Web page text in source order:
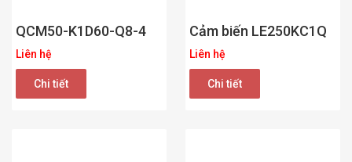
QCM50-K1D60-Q8-4
Liên hệ
Chi tiết
Cảm biến LE250KC1Q
Liên hệ
Chi tiết